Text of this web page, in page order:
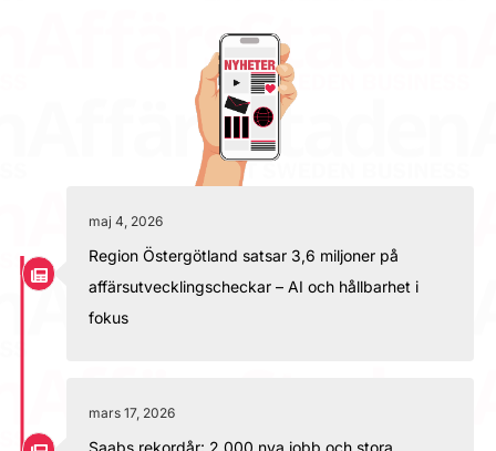
maj 4, 2026
Region Östergötland satsar 3,6 miljoner på
affärsutvecklingscheckar – AI och hållbarhet i
fokus
mars 17, 2026